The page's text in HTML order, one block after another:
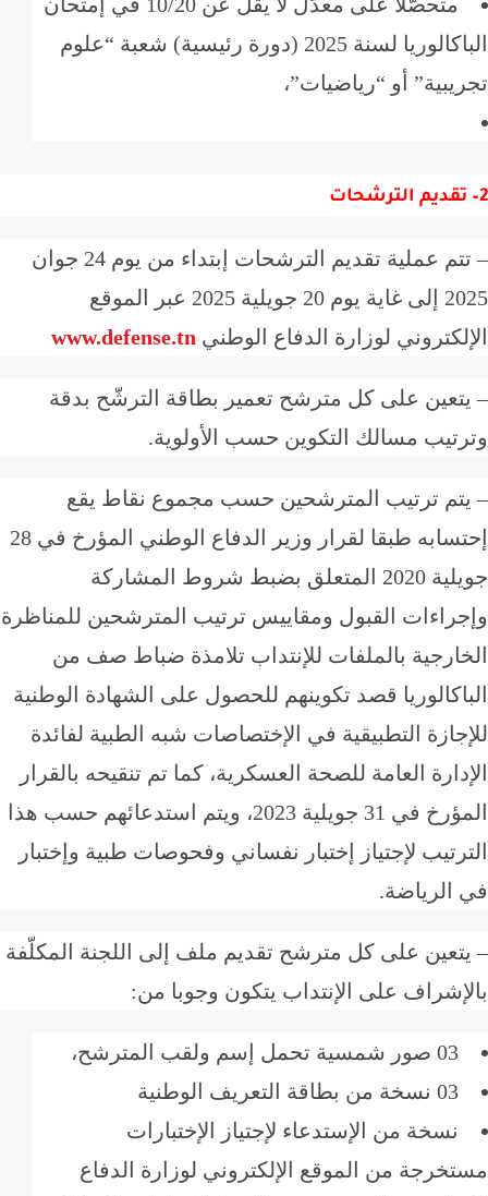
الباكالوريا لسنة 2025 (دورة رئيسية) شعبة “علوم
أو “رياضيات”،
تقديم الترشحات
– تتم عملية تقديم الترشحات إبتداء من يوم 24 جوان
2025 إلى غاية يوم 20 جويلية 2025 عبر الموقع
لوزارة الدفاع الوطنيwww.defense.tn
على كل مترشح تعمير بطاقة الترشّح بدقة
مسالك التكوين حسب الأولوية.
ترتيب المترشحين حسب مجموع نقاط يقع
إحتسابه طبقا لقرار وزير الدفاع الوطني المؤرخ في 28
جويلية 2020 المتعلق بضبط شروط المشاركة
القبول ومقاييس ترتيب المترشحين للمناظرة
بالملفات للإنتداب تلامذة ضباط صف من
قصد تكوينهم للحصول على الشهادة الوطنية
التطبيقية في الإختصاصات شبه الطبية لفائدة
العامة للصحة العسكرية، كما تم تنقيحه بالقرار
المؤرخ في 31 جويلية 2023، ويتم استدعائهم حسب هذا
لإجتياز إختبار نفساني وفحوصات طبية وإختبار
الرياضة.
على كل مترشح تقديم ملف إلى اللجنة المكلّفة
على الإنتداب يتكون وجوبا من:
03 صور شمسية تحمل إسم ولقب المترشح،
03 نسخة من بطاقة التعريف الوطنية
نسخة من الإستدعاء لإجتياز الإختبارات
من الموقع الإلكتروني لوزارة الدفاع